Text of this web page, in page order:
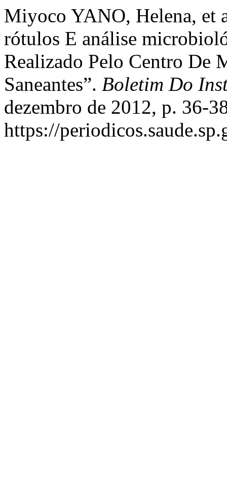
Miyoco YANO, Helena, et
rótulos E análise
Realizado Pelo Centro De
Saneantes”. Boletim Do
dezembro de 2012, p. 36-
https://